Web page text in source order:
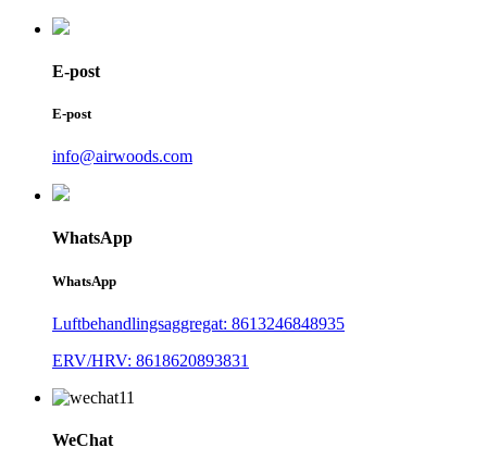
E-post
E-post
info@airwoods.com
WhatsApp
WhatsApp
Luftbehandlingsaggregat: 8613246848935
ERV/HRV: 8618620893831
WeChat